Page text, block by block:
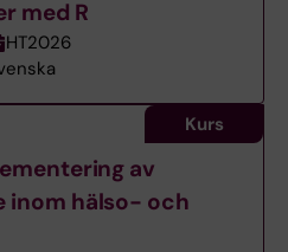
med R
HT2026
av
inom hälso- och
Kurs